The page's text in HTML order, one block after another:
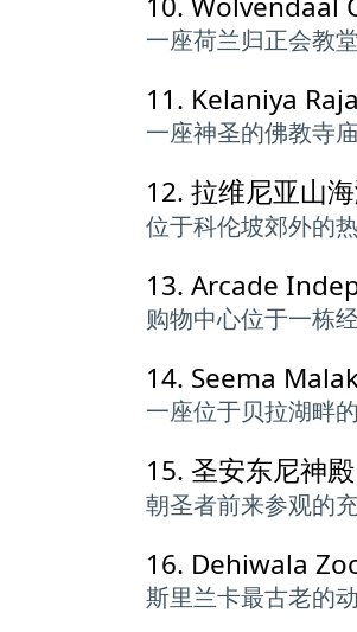
一座荷兰归正会教
11. Kelaniya
一座神圣的佛教寺
12. 拉维尼亚山
位于科伦坡郊外的
13. Arcade
购物中心位于一栋
14. Seema
一座位于贝拉湖畔
15. 圣安东尼神
朝圣者前来参观的
16. Dehiwala
斯里兰卡最古老的